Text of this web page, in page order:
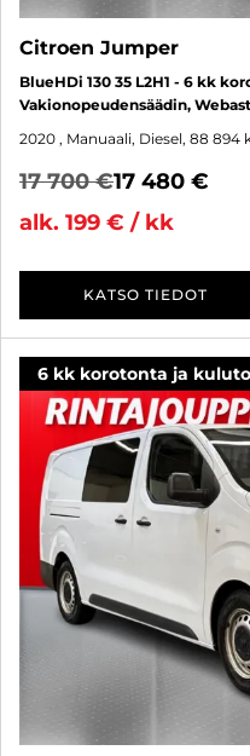
Citroen Jumper
BlueHDi 130 35 L2H1 - 6 kk
Vakionopeudensäädin,
2020 , Manuaali, Diesel, 88 894
17 700 €17 480 €
alk. 199 € / kk
KATSO TIEDOT
6 kk korotonta ja